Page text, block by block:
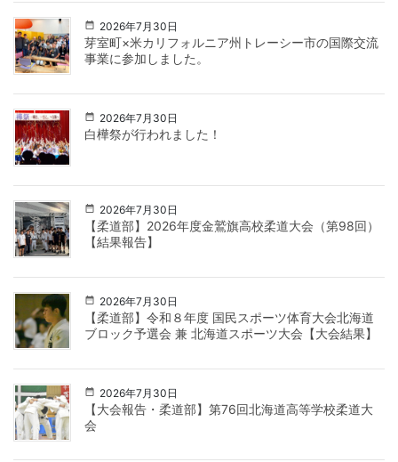
2026年7月30日
芽室町×米カリフォルニア州トレーシー市の国際交流
事業に参加しました。
2026年7月30日
白樺祭が行われました！
2026年7月30日
【柔道部】2026年度金鷲旗高校柔道大会（第98回）
【結果報告】
2026年7月30日
【柔道部】令和８年度 国民スポーツ体育大会北海道
ブロック予選会 兼 北海道スポーツ大会【大会結果】
2026年7月30日
【大会報告・柔道部】第76回北海道高等学校柔道大
会